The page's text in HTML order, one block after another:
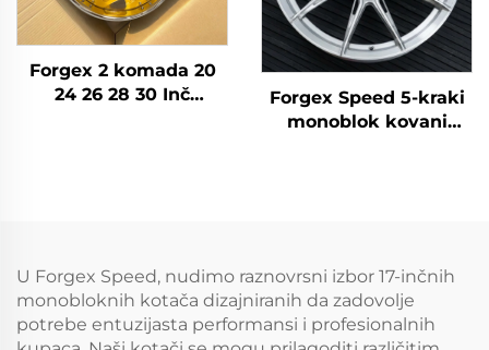
Forgex 2 komada 20
24 26 28 30 Inč
Forgex Speed 5-kraki
monoblok kovani
U Forgex Speed, nudimo raznovrsni izbor 17-inčnih
monobloknih kotača dizajniranih da zadovolje
potrebe entuzijasta performansi i profesionalnih